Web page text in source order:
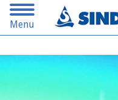
Toggle
navigation
Menu
Cauta